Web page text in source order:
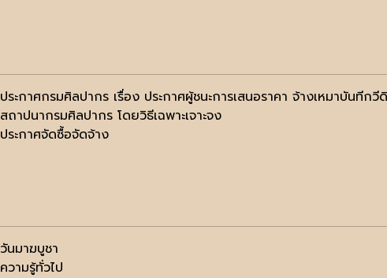
ประกาศกรมศิลปากร เรื่อง ประกาศผู้ชนะการเสนอราคา จ้างเหมาบันทีก
สถาปนากรมศิลปากร โดยวิธีเฉพาะเจาะจง
ประกาศจัดซื้อจัดจ้าง
วันมาฆบูชา
ความรู้ทั่วไป